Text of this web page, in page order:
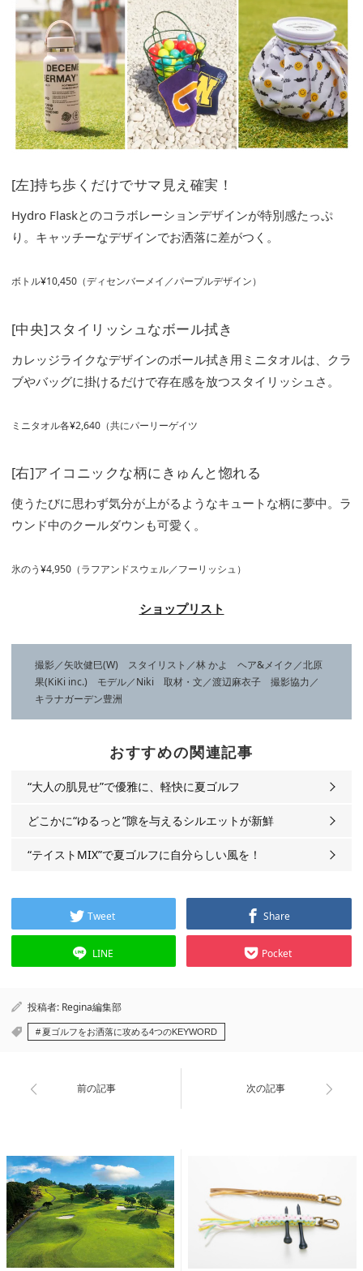
[左]持ち歩くだけでサマ見え確実！
Hydro Flaskとのコラボレーションデザインが特別感たっぷ
り。キャッチーなデザインでお洒落に差がつく。
ボトル¥10,450（ディセンバーメイ／パープルデザイン）
[中央]スタイリッシュなボール拭き
カレッジライクなデザインのボール拭き用ミニタオルは、クラ
ブやバッグに掛けるだけで存在感を放つスタイリッシュさ。
ミニタオル各¥2,640（共にパーリーゲイツ
[右]アイコニックな柄にきゅんと惚れる
使うたびに思わず気分が上がるようなキュートな柄に夢中。ラ
ウンド中のクールダウンも可愛く。
氷のう¥4,950（ラフアンドスウェル／フーリッシュ）
ショップリスト
撮影／矢吹健巳(W) スタイリスト／林 かよ ヘア&メイク／北原
果(KiKi inc.) モデル／Niki 取材・文／渡辺麻衣子 撮影協力／
キラナガーデン豊洲
おすすめの関連記事
“大人の肌見せ”で優雅に、軽快に夏ゴルフ
どこかに“ゆるっと”隙を与えるシルエットが新鮮
“テイストMIX”で夏ゴルフに自分らしい風を！
Tweet Share
LINE Pocket
投稿者: Regina編集部
夏ゴルフをお洒落に攻める4つのKEYWORD
前の記事 次の記事